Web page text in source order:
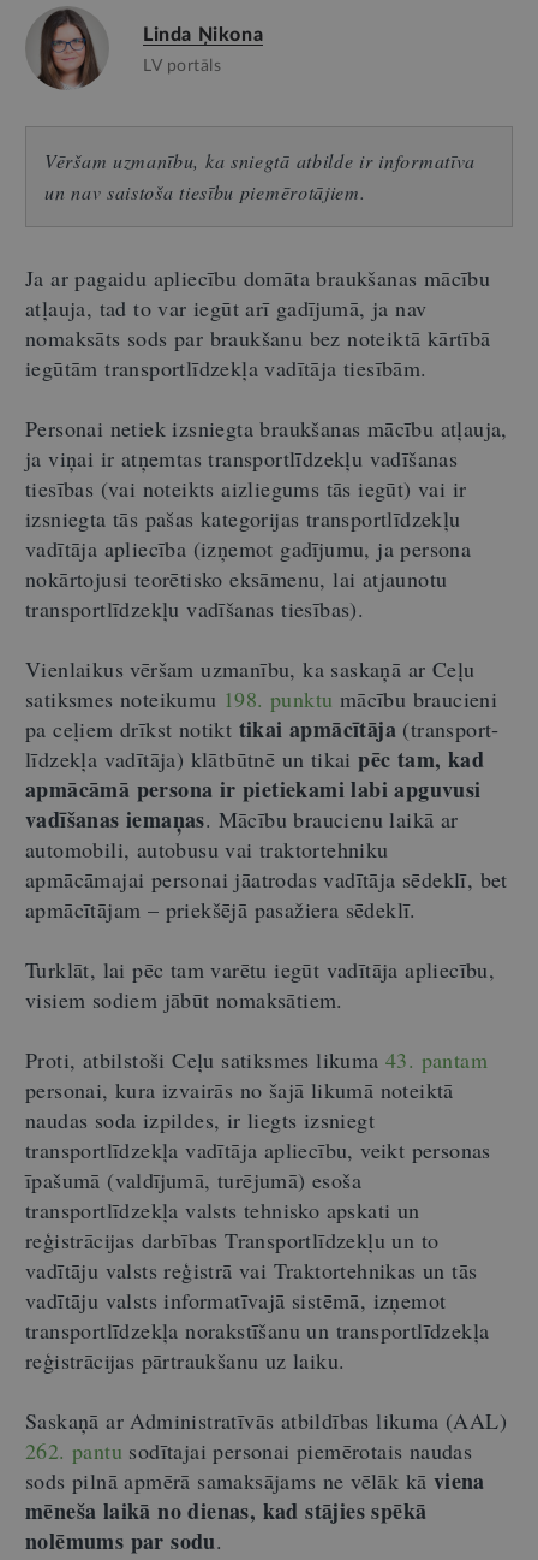
Linda Ņikona
LV portāls
Vēršam uzmanību, ka sniegtā atbilde ir informatīva
un nav saistoša tiesību piemērotājiem.
Ja ar pagaidu apliecību domāta braukšanas mācību
atļauja, tad to var iegūt arī gadījumā, ja nav
nomaksāts sods par braukšanu bez noteiktā kārtībā
iegūtām transportlīdzekļa vadītāja tiesībām.
Personai netiek izsniegta braukšanas mācību atļauja,
ja viņai ir atņemtas transportlīdzekļu vadīšanas
tiesības (vai noteikts aizliegums tās iegūt) vai ir
izsniegta tās pašas kategorijas transportlīdzekļu
vadītāja apliecība (izņemot gadījumu, ja persona
nokārtojusi teorētisko eksāmenu, lai atjaunotu
transportlīdzekļu vadīšanas tiesības).
Vienlaikus vēršam uzmanību, ka saskaņā ar Ceļu
satiksmes noteikumu 198. punktu mācību braucieni
pa ceļiem drīkst notikt tikai apmācītāja (transport­
līdzekļa vadītāja) klātbūtnē un tikaipēc tam, kad
apmācāmā persona ir pietiekami labi apguvusi
vadīšanas iemaņas. Mācību braucienu laikā ar
automobili, autobusu vai traktortehniku
apmācāmajai personai jāatrodas vadītāja sēdeklī, bet
apmācītājam – priekšējā pasažiera sēdeklī.
Turklāt, lai pēc tam varētu iegūt vadītāja apliecību,
visiem sodiem jābūt nomaksātiem.
Proti, atbilstoši Ceļu satiksmes likuma 43. pantam
personai, kura izvairās no šajā likumā noteiktā
naudas soda izpildes, ir liegts izsniegt
transportlīdzekļa vadītāja apliecību, veikt personas
īpašumā (valdījumā, turējumā) esoša
transportlīdzekļa valsts tehnisko apskati un
reģistrācijas darbības Transportlīdzekļu un to
vadītāju valsts reģistrā vai Traktortehnikas un tās
vadītāju valsts informatīvajā sistēmā, izņemot
transportlīdzekļa norakstīšanu un transportlīdzekļa
reģistrācijas pārtraukšanu uz laiku.
Saskaņā ar Administratīvās atbildības likuma (AAL)
262. pantu sodītajai personai piemērotais naudas
sods pilnā apmērā samaksājams ne vēlāk kā viena
mēneša laikā no dienas, kad stājies spēkā
nolēmums par sodu.